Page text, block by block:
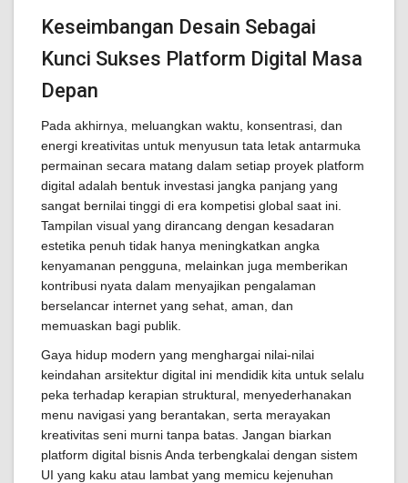
Keseimbangan Desain Sebagai
Kunci Sukses Platform Digital Masa
Depan
Pada akhirnya, meluangkan waktu, konsentrasi, dan
energi kreativitas untuk menyusun tata letak antarmuka
permainan secara matang dalam setiap proyek platform
digital adalah bentuk investasi jangka panjang yang
sangat bernilai tinggi di era kompetisi global saat ini.
Tampilan visual yang dirancang dengan kesadaran
estetika penuh tidak hanya meningkatkan angka
kenyamanan pengguna, melainkan juga memberikan
kontribusi nyata dalam menyajikan pengalaman
berselancar internet yang sehat, aman, dan
memuaskan bagi publik.
Gaya hidup modern yang menghargai nilai-nilai
keindahan arsitektur digital ini mendidik kita untuk selalu
peka terhadap kerapian struktural, menyederhanakan
menu navigasi yang berantakan, serta merayakan
kreativitas seni murni tanpa batas. Jangan biarkan
platform digital bisnis Anda terbengkalai dengan sistem
UI yang kaku atau lambat yang memicu kejenuhan